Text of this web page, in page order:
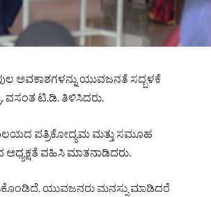
ಅವಕಾಶಗಳನ್ನು ಯುವಜನತೆ ಸದ್ಬಳಕೆ
ವಸಂತ ಟಿ.ಡಿ. ತಿಳಿಸಿದರು.
ಪತ್ರಿಕೋದ್ಯಮ ಮತ್ತು ಸಮೂಹ
ವಹಿಸಿ ಮಾತನಾಡಿದರು.
ಯುವಜನರು ಮನಸ್ಸು ಮಾಡಿದರೆ